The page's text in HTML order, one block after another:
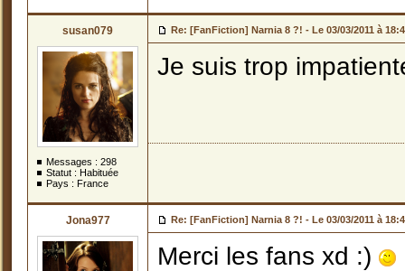
susan079
Messages : 298
Statut : Habituée
Pays : France
Re: [FanFiction] Narnia 8 ?! - Le 03/03/2011 à
Je suis trop
Jona977 Re: [FanFiction] Narnia 8 ?! - Le 03/03/2011 à
Merci les fans xd :)